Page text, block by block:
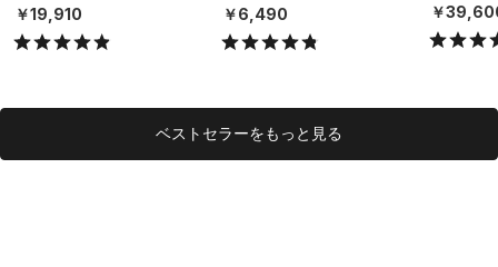
X）
￥19,910
（ライフスタイル/UNISE
X）
￥6,490 ￥
ベストセラーをもっと見る